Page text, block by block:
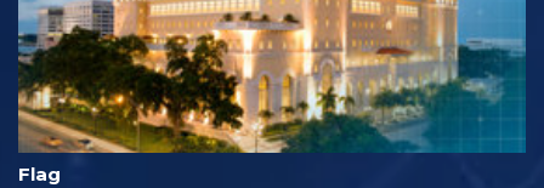
Flag